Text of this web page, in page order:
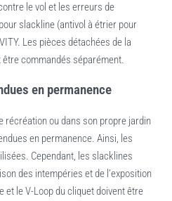
le vol et les erreurs de
slackline (antivol à étrier pour
Les pièces détachées de la
commandés séparément.
en permanence
récréation ou dans son propre jardin
en permanence. Ainsi, les
Cependant, les slacklines
des intempéries et de l’exposition
et le V-Loop du cliquet doivent être